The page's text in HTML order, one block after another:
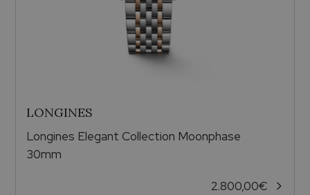
LONGINES
Longines Elegant Collection Moonphase
30mm
2.800,00€